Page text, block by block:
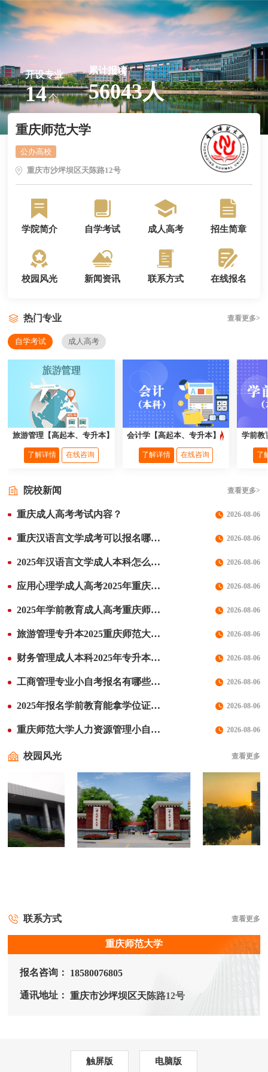
开设专业
14个
累计报读
56043人
重庆师范大学
公办高校
重庆市沙坪坝区天陈路12号
学院简介 自学考试 成人高考 招生简章
校园风光 新闻资讯 联系方式 在线报名
热门专业 查看更多>
自学考试 成人高考
旅游管理【高起本、专升本】
了解详情 在线咨询
会计学【高起本、专升本】
了解详情 在线咨询
学前教
了
院校新闻 查看更多>
重庆成人高考考试内容？ 2026-08-06
重庆汉语言文学成考可以报名哪些学校？分别有哪些优势 2026-08-06
2025年汉语言文学成人本科怎么报名？重庆师范大学专升本报名流程 2026-08-06
应用心理学成人高考2025年重庆师范大学报名流程 2026-08-06
2025年学前教育成人高考重庆师范大学专升本报名流程 2026-08-06
旅游管理专升本2025重庆师范大学成人本科报名流程 2026-08-06
财务管理成人本科2025年专升本报名流程费用 2026-08-06
工商管理专业小自考报名有哪些校考科目，重庆师范大学报名费用 2026-08-06
2025年报名学前教育能拿学位证吗？-重庆师范大学小自考 2026-08-06
重庆师范大学人力资源管理小自考报名校考 2026-08-06
校园风光 查看更多
联系方式 查看更多
重庆师范大学
报名咨询： 18580076805
通讯地址： 重庆市沙坪坝区天陈路12号
触屏版 电脑版